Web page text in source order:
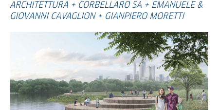
ARCHITETTURA + CORBELLARO SA + EMANUELE &
GIOVANNI CAVAGLION + GIANPIERO MORETTI